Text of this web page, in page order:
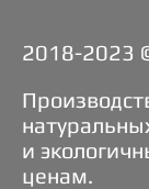
2018-2023
и
ценам.